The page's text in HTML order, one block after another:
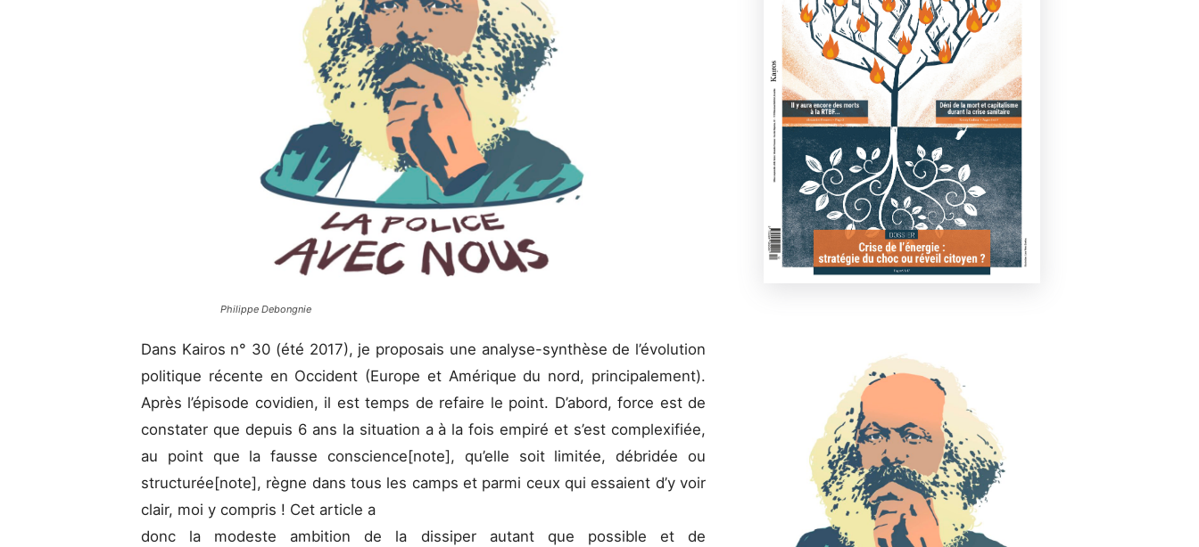
Philippe Debongnie
Dans Kairos n° 30 (été 2017), je proposais une analyse-synthèse de l’évolution
politique récente en Occident (Europe et Amérique du nord, principalement).
Après l’épisode covidien, il est temps de refaire le point. D’abord, force est de
constater que depuis 6 ans la situation a à la fois empiré et s’est complexifiée,
au point que la fausse conscience[note], qu’elle soit limitée, débridée ou
structurée[note], règne dans tous les camps et parmi ceux qui essaient d’y voir
clair, moi y compris ! Cet article a
donc la modeste ambition de la dissiper autant que possible et de